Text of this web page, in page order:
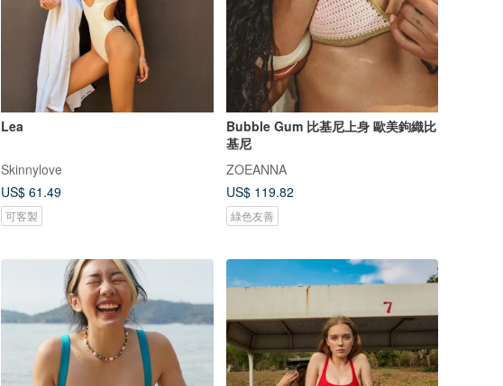
Lea
Skinnylove
US$ 61.49
可客製
Bubble Gum 比基尼上身 歐美鉤織比
基尼
ZOEANNA
US$ 119.82
綠色友善